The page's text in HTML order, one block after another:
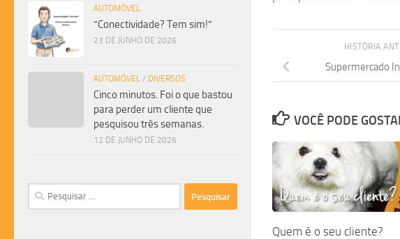
HISTÓRIA
Supermercado
VOCÊ PODE
Quem é o seu cliente?
AUTOMÓVEL
“Conectividade? Tem sim!”
23 DE JUNHO DE 2026
AUTOMÓVEL / DIVERSOS
Cinco minutos. Foi o que bastou
para perder um cliente que
pesquisou três semanas.
12 DE JUNHO DE 2026
Pesquisar
por: